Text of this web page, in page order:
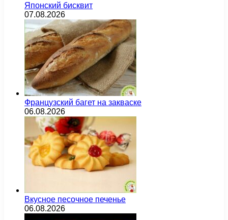
Японский бисквит
07.08.2026
Французский багет на закваске
06.08.2026
Вкусное песочное печенье
06.08.2026